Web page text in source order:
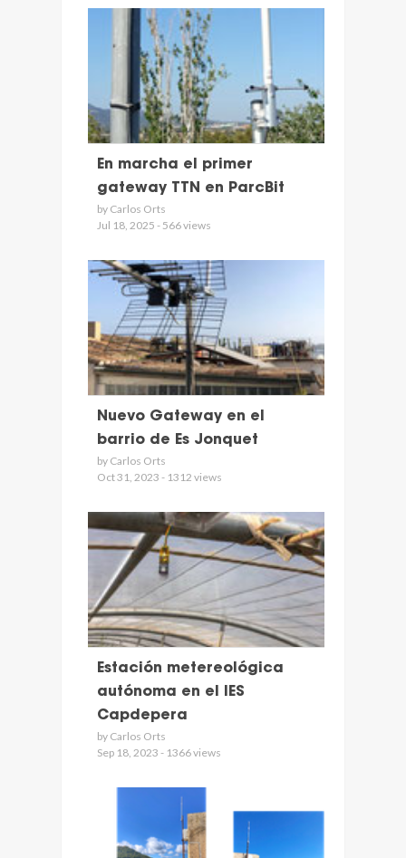
En marcha el primer
gateway TTN en ParcBit
by Carlos Orts
Jul 18, 2025 - 566 views
Nuevo Gateway en el
barrio de Es Jonquet
by Carlos Orts
Oct 31, 2023 - 1312 views
Estación metereológica
autónoma en el IES
Capdepera
by Carlos Orts
Sep 18, 2023 - 1366 views